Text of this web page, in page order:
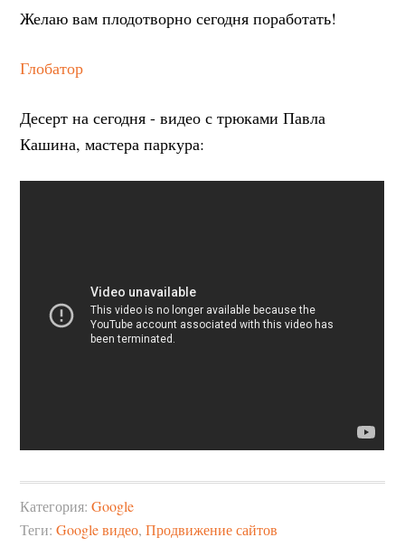
Желаю вам плодотворно сегодня поработать!
Глобатор
Десерт на сегодня - видео с трюками Павла
Кашина, мастера паркура:
Категория:Google
Теги:Google видео,Продвижение сайтов